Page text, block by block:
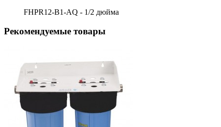
FHPR12-B1-AQ - 1/2 дюйма
Рекомендуемые товары